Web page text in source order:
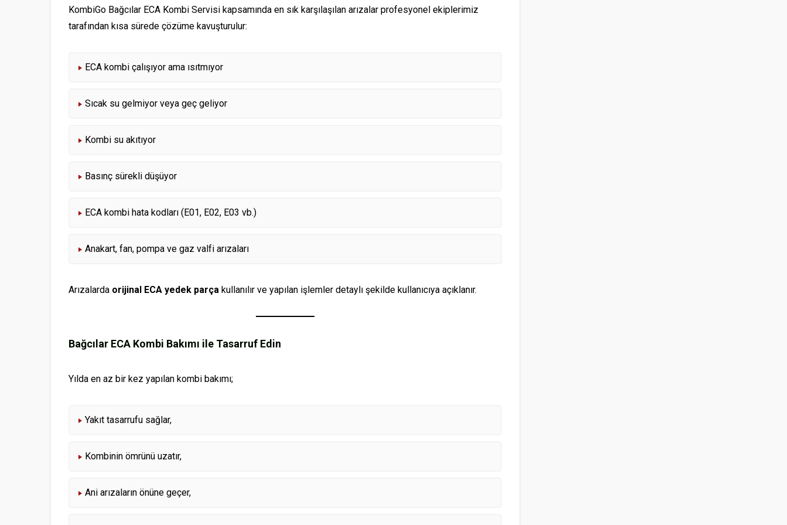
KombiGo Bağcılar ECA Kombi Servisi kapsamında en sık karşılaşılan arızalar profesyonel ekiplerimiz
tarafından kısa sürede çözüme kavuşturulur:
ECA kombi çalışıyor ama ısıtmıyor
Sıcak su gelmiyor veya geç geliyor
Kombi su akıtıyor
Basınç sürekli düşüyor
ECA kombi hata kodları (E01, E02, E03 vb.)
Anakart, fan, pompa ve gaz valfi arızaları
Arızalarda orijinal ECA yedek parça kullanılır ve yapılan işlemler detaylı şekilde kullanıcıya açıklanır.
Bağcılar ECA Kombi Bakımı ile Tasarruf Edin
Yılda en az bir kez yapılan kombi bakımı;
Yakıt tasarrufu sağlar,
Kombinin ömrünü uzatır,
Ani arızaların önüne geçer,